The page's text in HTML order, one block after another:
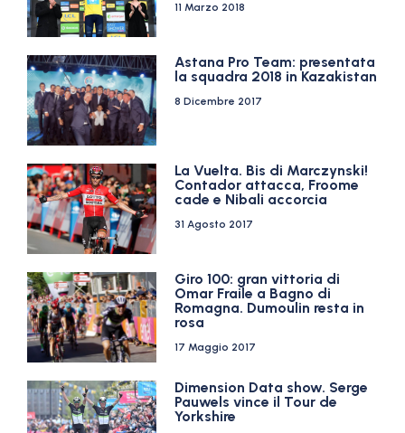
11 Marzo 2018
Astana Pro Team: presentata
la squadra 2018 in Kazakistan
8 Dicembre 2017
La Vuelta. Bis di Marczynski!
Contador attacca, Froome
cade e Nibali accorcia
31 Agosto 2017
Giro 100: gran vittoria di
Omar Fraile a Bagno di
Romagna. Dumoulin resta in
rosa
17 Maggio 2017
Dimension Data show. Serge
Pauwels vince il Tour de
Yorkshire